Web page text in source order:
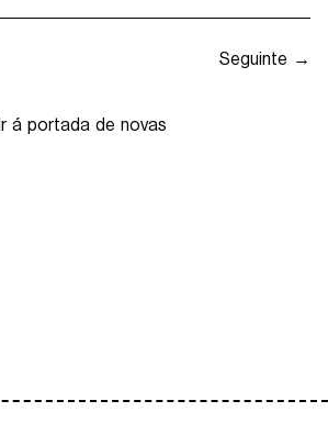
Seguinte →
Ir á portada de novas